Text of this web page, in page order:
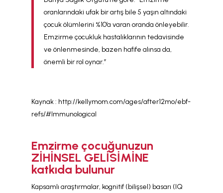
oranlarındaki ufak bir artış bile 5 yaşın altındaki
çocuk ölümlerini %10’a varan oranda önleyebilir.
Emzirme çocukluk hastalıklarının tedavisinde
ve önlenmesinde, bazen hafife alınsa da,
önemli bir rol oynar.”
Kaynak : http://kellymom.com/ages/after12mo/ebf-
refs/#Immunological
Emzirme çocuğunuzun
ZİHİNSEL GELİSİMİNE
katkıda bulunur
Kapsamlı araştırmalar, kognitif (bilişsel) basarı (IQ